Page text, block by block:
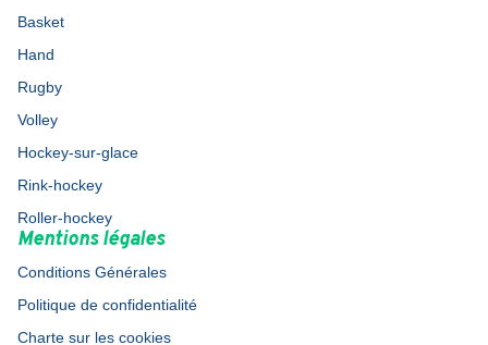
Basket
Hand
Rugby
Volley
Hockey-sur-glace
Rink-hockey
Roller-hockey
Mentions légales
Conditions Générales
Politique de confidentialité
Charte sur les cookies